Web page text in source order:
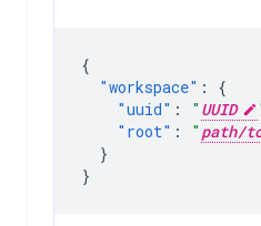
{
"workspace" :
{
"uuid" : " UUID
"root" : " path/
}
}